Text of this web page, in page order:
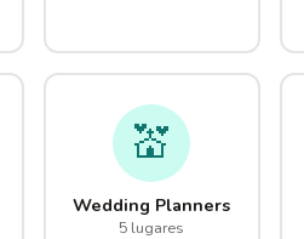
💒
Wedding Planners
5 lugares